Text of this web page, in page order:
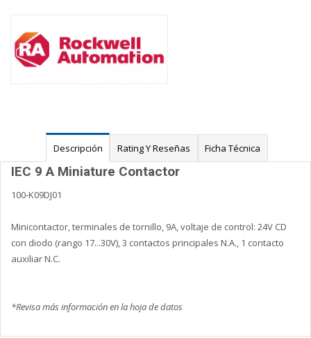
Descripción Rating Y Reseñas Ficha Técnica
IEC 9 A Miniature Contactor
100-K09DJ01
Minicontactor, terminales de tornillo, 9A, voltaje de control: 24V CD
con diodo (rango 17...30V), 3 contactos principales N.A., 1 contacto
auxiliar N.C.
*Revisa más información en la hoja de datos